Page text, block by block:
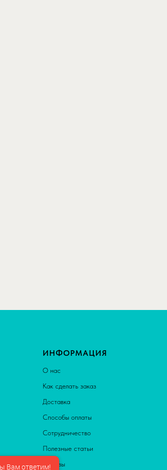
ИНФОРМАЦИЯ
О нас
Как сделать заказ
Доставка
Способы оплаты
Сотрудничество
Полезные статьи
Отзывы
Вам ответим!